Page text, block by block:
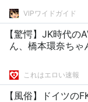
VIPワイドガイド
【驚愕】JK時代の
ん、橋本環奈ち
これはエロい速報
【風俗】ドイツの